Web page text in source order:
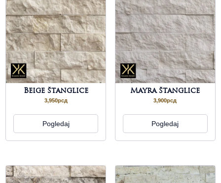
Beige štanglice
3,950рсд
Pogledaj
Mayra štanglice
3,900рсд
Pogledaj